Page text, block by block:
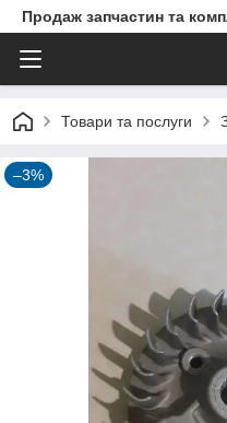
Продаж запчастин та
Товари та послуги
–3%